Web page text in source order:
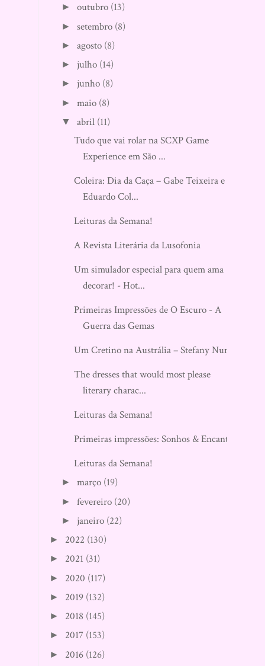
►outubro (13)
►setembro (8)
►agosto (8)
► julho (14)
► junho (8)
►maio (8)
▼ abril (11)
Tudo que vai rolar na SCXP Game
Experience em São ...
Coleira: Dia da Caça – Gabe Teixeira e
Eduardo Col...
Leituras da Semana!
A Revista Literária da Lusofonia
Um simulador especial para quem ama
decorar! - Hot...
Primeiras Impressões de O Escuro - A
Guerra das Gemas
Um Cretino na Austrália – Stefany Nunes
The dresses that would most please
literary charac...
Leituras da Semana!
Primeiras impressões: Sonhos & Encantos
Leituras da Semana!
►março (19)
►fevereiro (20)
► janeiro (22)
► 2022 (130)
► 2021 (31)
► 2020 (117)
► 2019 (132)
► 2018 (145)
► 2017 (153)
► 2016 (126)